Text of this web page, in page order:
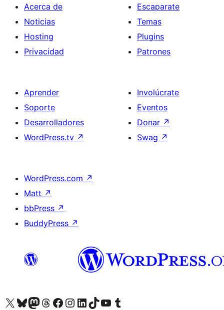
Acerca de
Noticias
Hosting
Privacidad
Escaparate
Temas
Plugins
Patrones
Aprender
Soporte
Desarrolladores
WordPress.tv ↗
Involúcrate
Eventos
Donar ↗
Swag ↗
WordPress.com ↗
Matt ↗
bbPress ↗
BuddyPress ↗
Visita nuestra cuenta de X (anteriormente Twitter)
Visita nuestra cuenta de Bluesky
Visita nuestra cuenta de Mastodon
Visita nuestra cuenta de Threads
Visita nuestra página de Facebook
Visita nuestra cuenta de Instagram
Visita nuestra cuenta de LinkedIn
Visita nuestra cuenta de TikTok
Visita nuestro canal de YouTube
Visita nuestra cuenta de Tumblr